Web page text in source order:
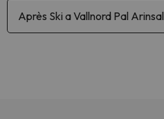
Après Ski a Vallnord Pal Arinsal